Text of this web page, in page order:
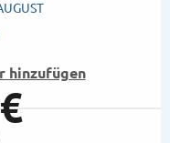
hinzufügen